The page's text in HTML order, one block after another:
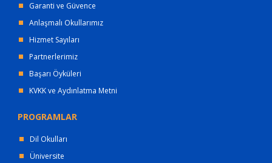
Garanti ve Güvence
Anlaşmalı Okullarımız
Hizmet Sayıları
Partnerlerimiz
Başarı Öyküleri
KVKK ve Aydınlatma Metni
PROGRAMLAR
Dil Okulları
Üniversite